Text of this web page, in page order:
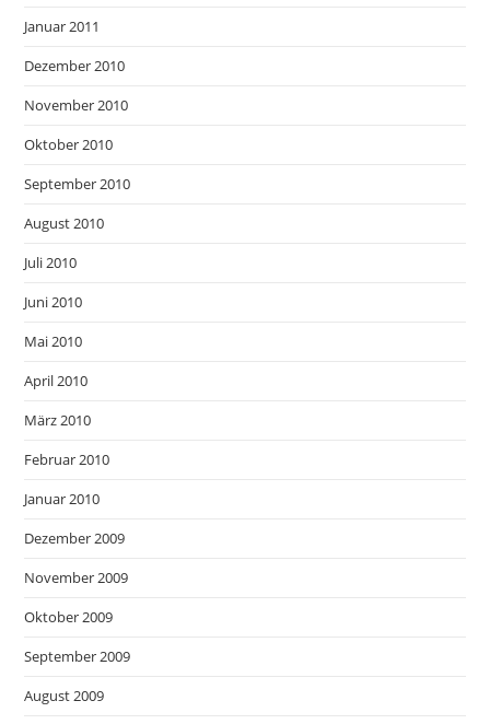
Januar 2011
Dezember 2010
November 2010
Oktober 2010
September 2010
August 2010
Juli 2010
Juni 2010
Mai 2010
April 2010
März 2010
Februar 2010
Januar 2010
Dezember 2009
November 2009
Oktober 2009
September 2009
August 2009